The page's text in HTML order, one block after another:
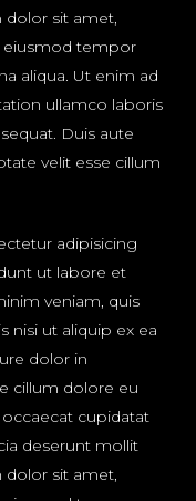
sit amet,
eiusmod tempor
aliqua. Ut enim ad
ullamco laboris
Duis aute
velit esse cillum
adipisicing
ut labore et
veniam, quis
nisi ut aliquip ex ea
dolor in
cillum dolore eu
cupidatat
deserunt mollit
sit amet,